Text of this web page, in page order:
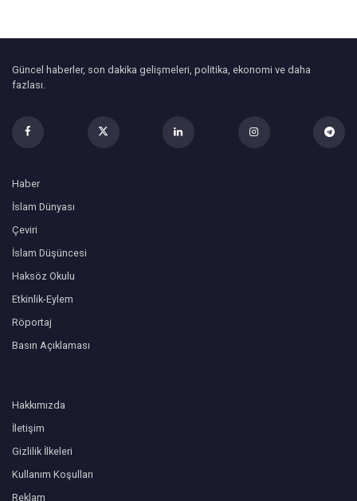
Güncel haberler, son dakika gelişmeleri, politika, ekonomi ve daha
fazlası.
Haber
İslam Dünyası
Çeviri
İslam Düşüncesi
Haksöz Okulu
Etkinlik-Eylem
Röportaj
Basın Açıklaması
Hakkımızda
İletişim
Gizlilik İlkeleri
Kullanım Koşulları
Reklam